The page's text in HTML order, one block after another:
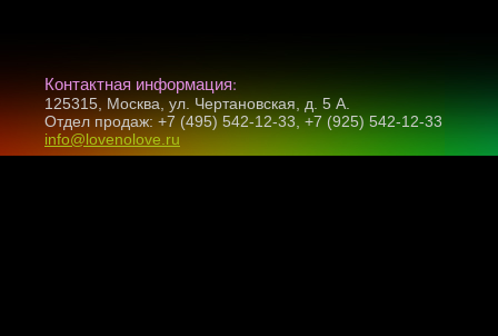
Контактная информация:
125315, Москва, ул. Чертановская, д. 5 А.
Отдел продаж: +7 (495) 542-12-33, +7 (925) 542-12-33
info@lovenolove.ru